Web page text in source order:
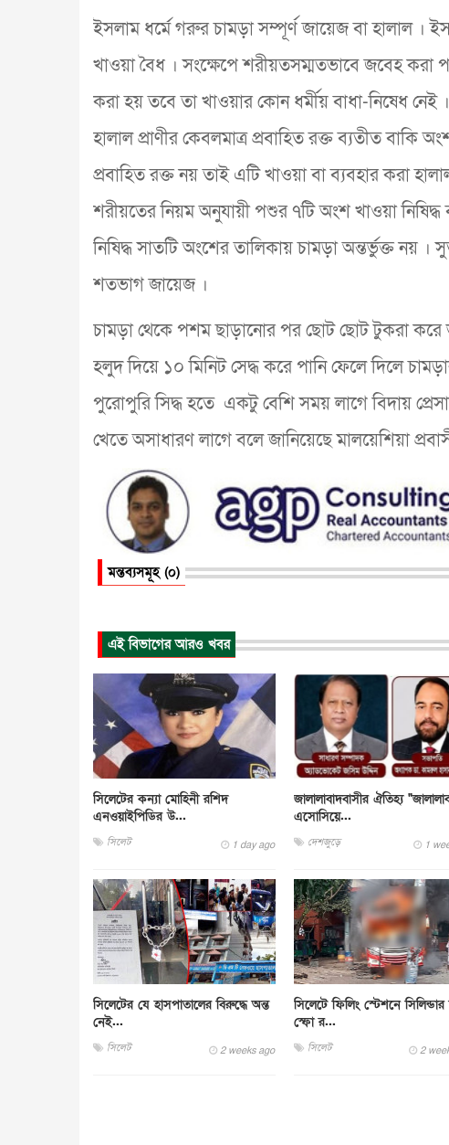
ইসলাম ধর্মে গরুর চামড়া সম্পূর্ণ জায়েজ বা হালাল ।
খাওয়া বৈধ । সংক্ষেপে শরীয়তসম্মতভাবে জবেহ করা
করা হয় তবে তা খাওয়ার কোন ধর্মীয় বাধা-নিষেধ
হালাল প্রাণীর কেবলমাত্র প্রবাহিত রক্ত ব্যতীত
প্রবাহিত রক্ত নয় তাই এটি খাওয়া বা ব্যবহার করা
শরীয়তের নিয়ম অনুযায়ী পশুর ৭টি অংশ খাওয়া নিষিদ্ধ
নিষিদ্ধ সাতটি অংশের তালিকায় চামড়া অন্তর্ভুক্ত নয়
শতভাগ জায়েজ ।
চামড়া থেকে পশম ছাড়ানোর পর ছোট ছোট টুকরা করে
হলুদ দিয়ে ১০ মিনিট সেদ্ধ করে পানি ফেলে দিলে
পুরোপুরি সিদ্ধ হতে একটু বেশি সময় লাগে বিদায়
খেতে অসাধারণ লাগে বলে জানিয়েছে মালয়েশিয়া
মন্তব্যসমূহ (০)
এই বিভাগের আরও খবর
সিলেটের কন্যা মোহিনী রশিদ
এনওয়াইপিডির উ...
সিলেট 1 day ago
জালালাবাদবাসীর ঐতিহ্য
এসোসিয়ে...
দেশজুড়ে 1
সিলেটের যে হাসপাতালের বিরুদ্ধে অন্ত
নেই...
সিলেট 2 weeks ago
সিলেটে ফিলিং স্টেশনে সিলিন্ডার
স্ফো র...
সিলেট 2